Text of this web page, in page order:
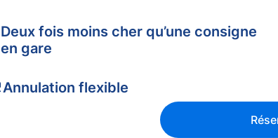
Deux fois moins cher qu’une consigne
en gare
Annulation flexible